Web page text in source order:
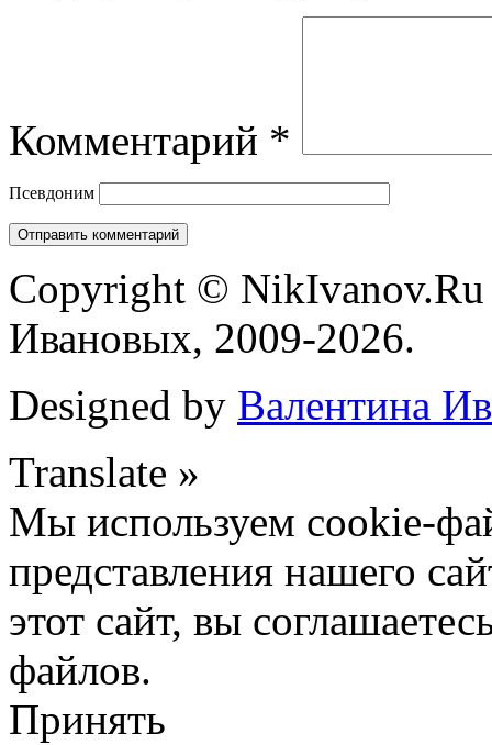
Комментарий *
Псевдоним
Copyright ©
Ивановых, 2009-2026.
Designed by Валентина
Translate »
Мы используем cookie-
представления нашего
этот сайт, вы
файлов.
Принять